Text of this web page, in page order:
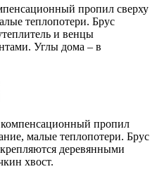
пропил сверху
теплопотери. Брус
и венцы
Углы дома – в
пропил
малые теплопотери. Брус
деревянными
хвост.